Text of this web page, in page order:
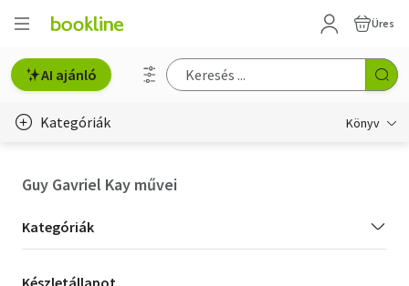
Üres
AI ajánló
Kategóriák Könyv
Guy Gavriel Kay művei
Kategória
szűrés
Kategóriák
Készletállapot
Készletállapot